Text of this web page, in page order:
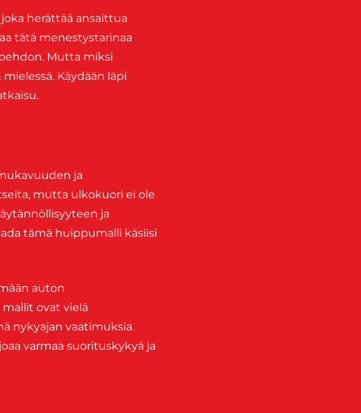
herättää ansaittua
tätä menestystarinaa
Mutta miksi
Käydään läpi
ja
mutta ulkokuori ei ole
ja
tämä huippumalli käsiisi
auton
ovat vielä
nykyajan vaatimuksia.
varmaa suorituskykyä ja